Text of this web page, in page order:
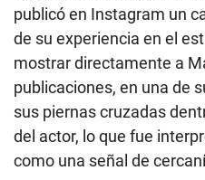
publicó en Instagram un
de su experiencia en el
mostrar directamente a
publicaciones, en una de
sus piernas cruzadas
del actor, lo que fue
como una señal de